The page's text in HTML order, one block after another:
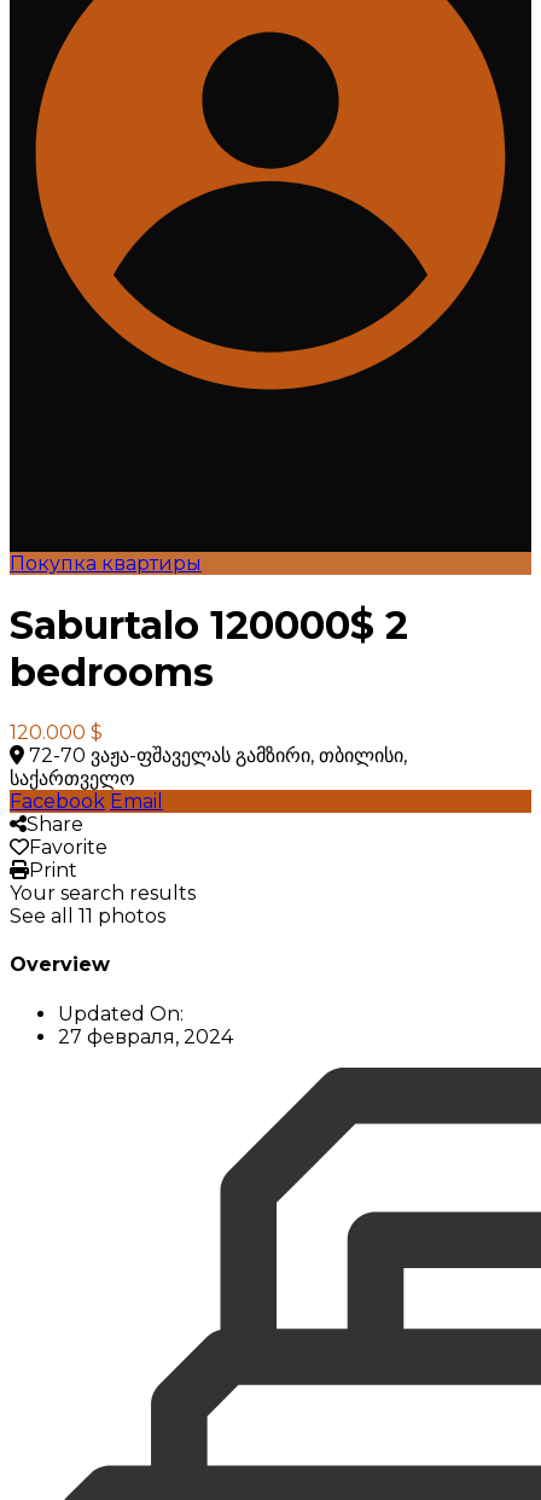
Покупка квартиры
Saburtalo 120000$ 2
bedrooms
120.000 $
72-70 ვაჟა-ფშაველას გამზირი, თბილისი,
საქართველო
Facebook Email
Share
Favorite
Print
Your search results
See all 11 photos
Overview
Updated On:
27 февраля, 2024